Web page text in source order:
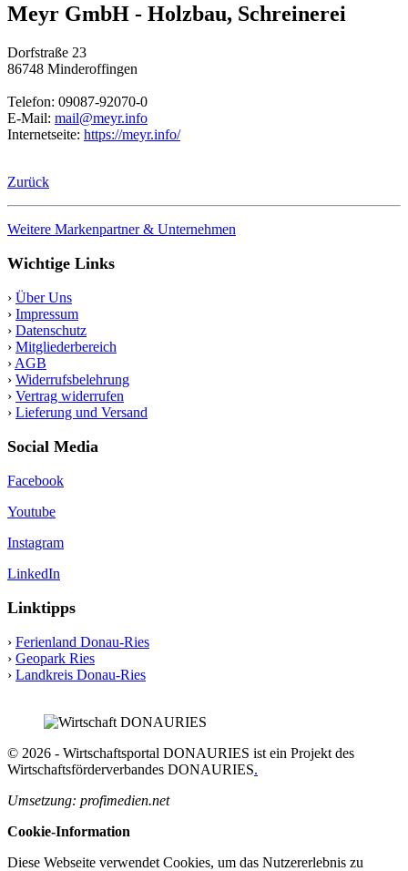
Meyr GmbH - Holzbau, Schreinerei
Dorfstraße 23
86748 Minderoffingen
Telefon: 09087-92070-0
E-Mail: mail@meyr.info
Internetseite: https://meyr.info/
Zurück
Weitere Markenpartner & Unternehmen
Wichtige Links
› Über Uns
› Impressum
› Datenschutz
› Mitgliederbereich
› AGB
› Widerrufsbelehrung
› Vertrag widerrufen
› Lieferung und Versand
Social Media
Facebook
Youtube
Instagram
LinkedIn
Linktipps
› Ferienland Donau-Ries
› Geopark Ries
› Landkreis Donau-Ries
© 2026 - Wirtschaftsportal DONAURIES ist ein Projekt des
Wirtschaftsförderverbandes DONAURIES.
Umsetzung: profimedien.net
Cookie-Information
Diese Webseite verwendet Cookies, um das Nutzererlebnis zu